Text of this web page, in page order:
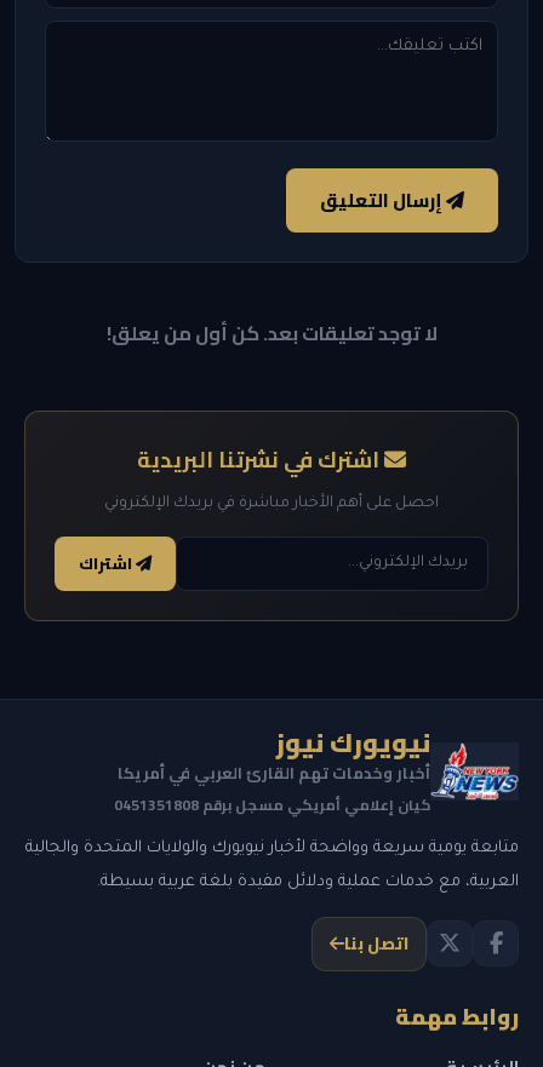
إرسال التعليق
لا توجد تعليقات بعد. كن أول من يعلق!
اشترك في نشرتنا البريدية
احصل على أهم الأخبار مباشرة في بريدك الإلكتروني
اشتراك
نيويورك نيوز
أخبار وخدمات تهم القارئ العربي في أمريكا
كيان إعلامي أمريكي مسجل برقم 0451351808
متابعة يومية سريعة وواضحة لأخبار نيويورك والولايات المتحدة والجالية
العربية، مع خدمات عملية ودلائل مفيدة بلغة عربية بسيطة.
اتصل بنا
روابط مهمة